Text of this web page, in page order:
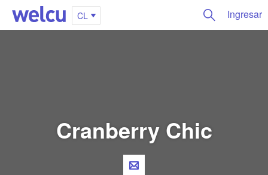
CL Ingresar
Cranberry Chic